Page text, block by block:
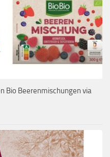
Bio Beerenmischungen via